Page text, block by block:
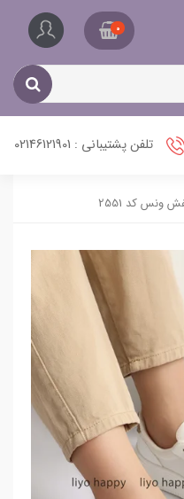
0
تلفن پشتیبانی : 02146121901
ونس کد 2551